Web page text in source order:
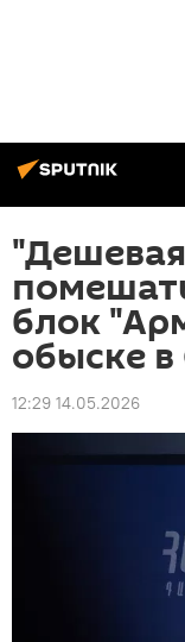
блок
обыске
12:29 14.05.2026